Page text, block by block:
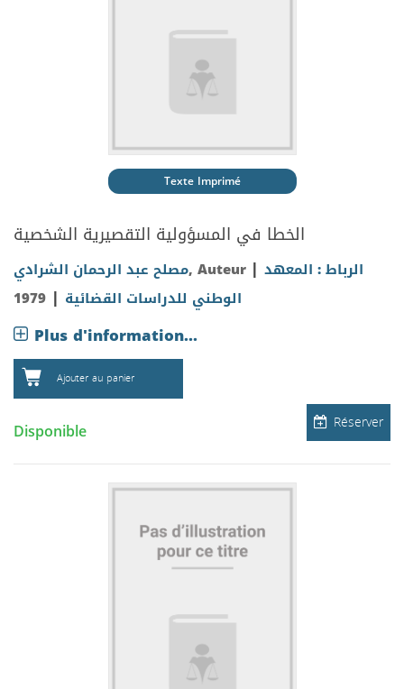
Texte Imprimé
الخطا في المسؤولية التقصيرية الشخصية
مصلح عبد الرحمان الشرادي, Auteur | الرباط : المعهد
الوطني للدراسات القضائية |
1979
Plus d'information...
Ajouter au panier
Réserver
Disponible